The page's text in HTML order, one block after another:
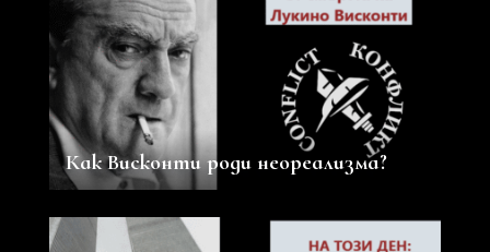
Как Висконти роди неореализма?